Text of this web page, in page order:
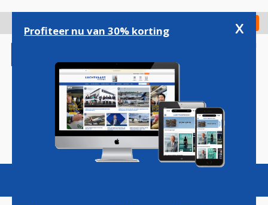
gaan
Check in
Magazine Podcasts Vacatures
Profiteer nu van 30% korting x